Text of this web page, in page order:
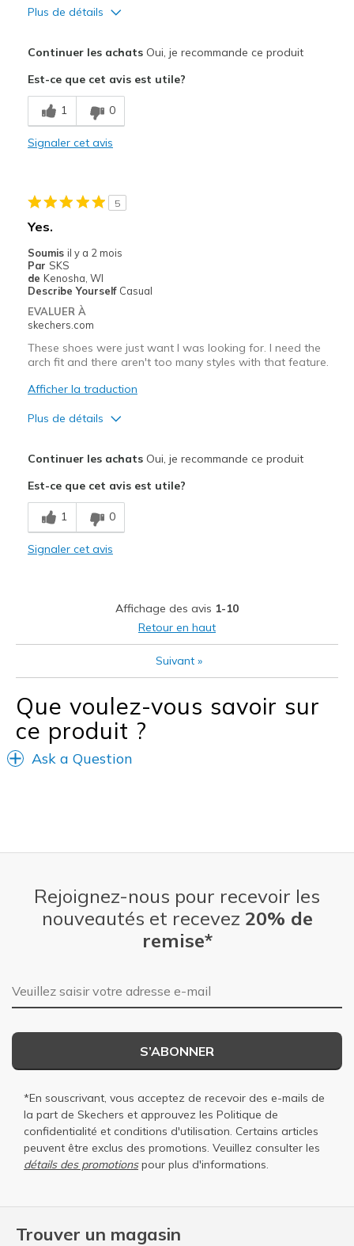
Plus de détails
Breathe Well
Durable
Too narrow at arch
Les meilleures utilisations
Casual Wear
Width
Sizing
View On Shoes
I'm Into Shoes
Continuer les achatsOui, je recommande ce produit
Est-ce que cet avis est utile?
1 0
Signaler cet avis
5
Yes.
Soumis il y a 2 mois
Par SKS
de Kenosha, WI
Describe Yourself Casual
EVALUER À
skechers.com
These shoes were just want I was looking for. I need the
arch fit and there aren't too many styles with that feature.
Afficher la traduction
Plus de détails
Comfortable
Stylish
Feels true to width
Continuer les achatsOui, je recommande ce produit
Est-ce que cet avis est utile?
1 0
Signaler cet avis
Affichage des avis 1-10
Retour en haut
Suivant »
Que voulez-vous savoir sur
ce produit ?
Ask a Question
Trouver un magasin
Rejoignez-nous pour recevoir les
nouveautés et recevez 20% de
remise*
Adresse e-mail
S’ABONNER
*En souscrivant, vous acceptez de recevoir des e-mails de
la part de Skechers et approuvez les Politique de
confidentialité et conditions d'utilisation. Certains articles
peuvent être exclus des promotions. Veuillez consulter les
détails des promotionspour plus d'informations.